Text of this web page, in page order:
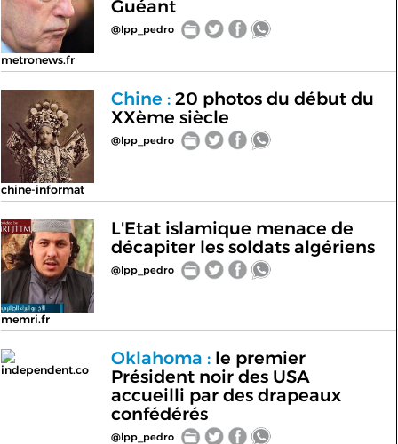
metronews.fr
Guéant
@lpp_pedro
chine-informat
Chine :20 photos du début du
XXème siècle
@lpp_pedro
memri.fr
L'Etat islamique menace de
décapiter les soldats algériens
@lpp_pedro
independent.co
Oklahoma :le premier
Président noir des USA
accueilli par des drapeaux
confédérés
@lpp_pedro